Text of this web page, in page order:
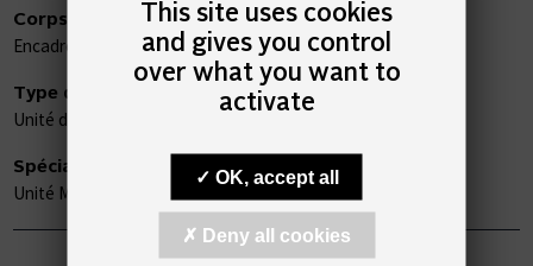
Corps
Encadrement — Application
Type d'unité
Unité de l'Ordre Public — Sécurité Routière
Spécialité
Unité Motocycliste
This site uses cookies
and gives you control
over what you want to
activate
OK, accept all
Deny all cookies